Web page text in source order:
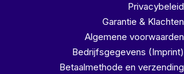
Privacybeleid
Garantie & Klachten
Algemene voorwaarden
Bedrijfsgegevens (Imprint)
Betaalmethode en verzending